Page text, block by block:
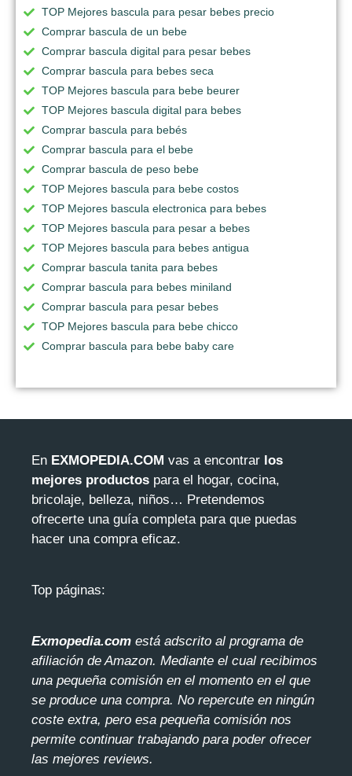
TOP Mejores bascula para pesar bebes precio
Comprar bascula de un bebe
Comprar bascula digital para pesar bebes
Comprar bascula para bebes seca
TOP Mejores bascula para bebe beurer
TOP Mejores bascula digital para bebes
Comprar bascula para bebés
Comprar bascula para el bebe
Comprar bascula de peso bebe
TOP Mejores bascula para bebe costos
TOP Mejores bascula electronica para bebes
TOP Mejores bascula para pesar a bebes
TOP Mejores bascula para bebes antigua
Comprar bascula tanita para bebes
Comprar bascula para bebes miniland
Comprar bascula para pesar bebes
TOP Mejores bascula para bebe chicco
Comprar bascula para bebe baby care
En EXMOPEDIA.COM vas a encontrar los
mejores productos para el hogar, cocina,
bricolaje, belleza, niños… Pretendemos
ofrecerte una guía completa para que puedas
hacer una compra eficaz.
Top páginas:
Exmopedia.com está adscrito al programa de
afiliación de Amazon. Mediante el cual recibimos
una pequeña comisión en el momento en el que
se produce una compra. No repercute en ningún
coste extra, pero esa pequeña comisión nos
permite continuar trabajando para poder ofrecer
las mejores reviews.